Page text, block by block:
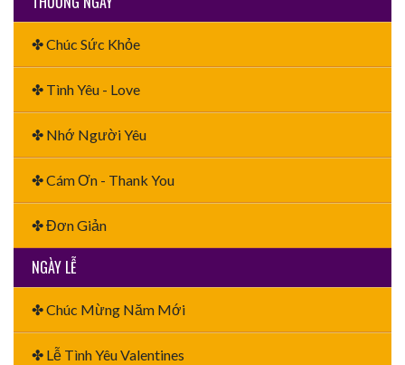
✤ Chúc Sức Khỏe
✤ Tình Yêu - Love
✤ Nhớ Người Yêu
✤ Cám Ơn - Thank You
✤ Đơn Giản
NGÀY LỄ
✤ Chúc Mừng Năm Mới
✤ Lễ Tình Yêu Valentines